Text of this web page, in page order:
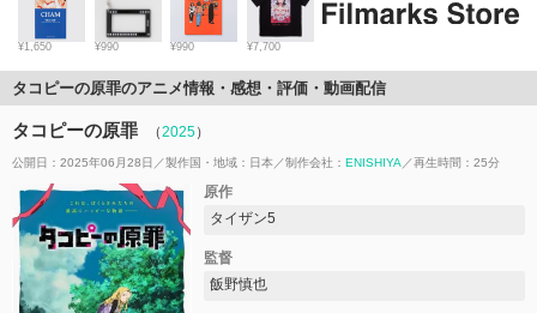
¥1,650 ¥990 ¥990 ¥7,700
タコピーの原罪のアニメ情報・感想・評価・動画配信
タコピーの原罪 （2025）
公開日：2025年06月28日 製作国・地域： 日本 制作会社： ENISHIYA 再生時間：25分
原作
タイザン5
監督
飯野慎也